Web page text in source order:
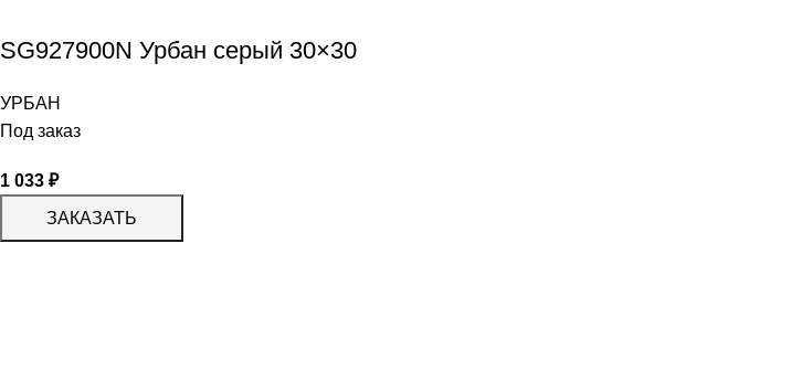
SG927900N Урбан серый 30×30
УРБАН
Под заказ
1 033 ₽
ЗАКАЗАТЬ